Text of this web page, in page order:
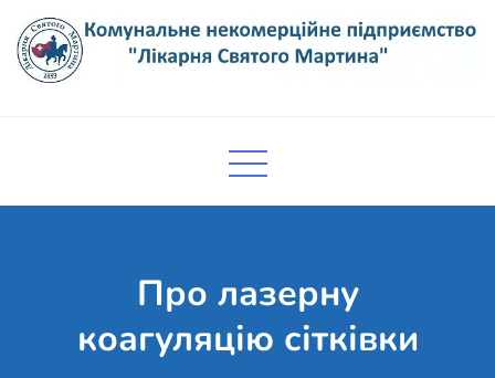
content
підприємство "Лікарня Святого
Про лазерну
коагуляцію сітківки